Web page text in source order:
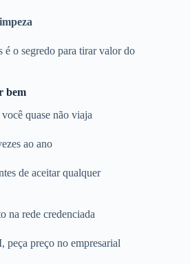
é o segredo para tirar valor do
bem
quase não viaja
ao ano
de aceitar qualquer
na rede credenciada
peça preço no empresarial